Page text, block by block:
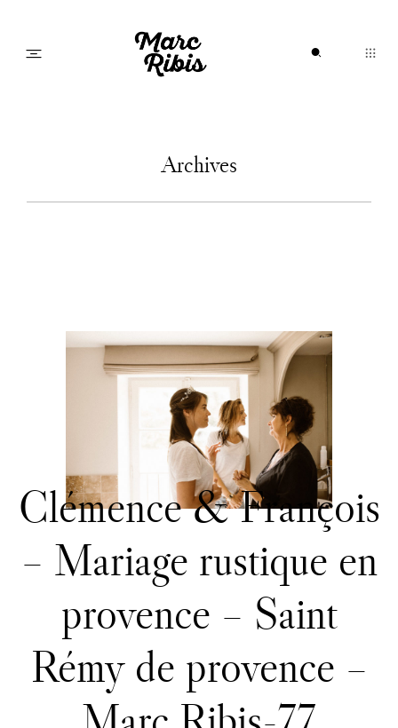
A propos
Infos
Contact
Archives
Clémence & François
– Mariage rustique en
provence – Saint
Rémy de provence –